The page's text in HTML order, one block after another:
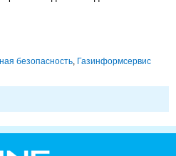
безопасность, Газинформсервис